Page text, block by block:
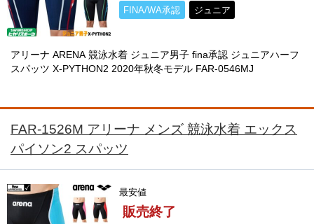
FINA/WA承認 ジュニア
アリーナ ARENA 競泳水着 ジュニア男子 fina承認 ジュニアハーフ
スパッツ X-PYTHON2 2020年秋冬モデル FAR-0546MJ
FAR-1526M アリーナ メンズ 競泳水着 エックス
パイソン2 スパッツ
最安値
販売終了